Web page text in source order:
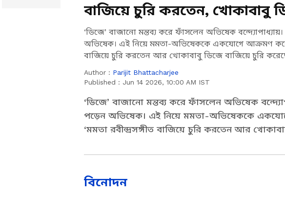
বাজিয়ে চুরি করতেন, খোকাবাবু
করেছে!’ কটাক্ষ অধীর
‘ডিজে’ বাজানো মন্তব্য করে ফাঁসলেন অভিষেক
অভিষেক। এই নিয়ে মমতা-অভিষেককে একযোগে আক্রমণ করেন
বাজিয়ে চুরি করতেন আর খোকাবাবু ডিজে বাজিয়ে চুরি
Author : Parijit Bhattacharjee
Published : Jun 14 2026, 10:00 AM IST
‘ডিজে’ বাজানো মন্তব্য করে ফাঁসলেন অভিষেক
পড়েন অভিষেক। এই নিয়ে মমতা-অভিষেককে
‘মমতা রবীন্দ্রসঙ্গীত বাজিয়ে চুরি করতেন আর
বিনোদন